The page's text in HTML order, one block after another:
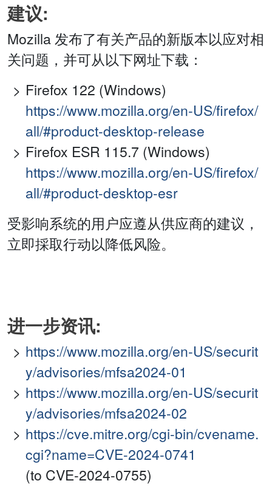
建议:
Mozilla 发布了有关产品的新版本以应对相
关问题，并可从以下网址下载：
Firefox 122 (Windows)
https://www.mozilla.org/en-US/firefox/
all/#product-desktop-release
Firefox ESR 115.7 (Windows)
https://www.mozilla.org/en-US/firefox/
all/#product-desktop-esr
受影响系统的用户应遵从供应商的建议，
立即採取行动以降低风险。
进一步资讯:
https://www.mozilla.org/en-US/securit
y/advisories/mfsa2024-01
https://www.mozilla.org/en-US/securit
y/advisories/mfsa2024-02
https://cve.mitre.org/cgi-bin/cvename.
cgi?name=CVE-2024-0741
(to CVE-2024-0755)